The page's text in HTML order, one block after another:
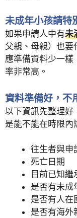
未成年小孩請特
如果申請人中有未
父親、母親）也
應準備資料少一樣
率非常高。
資料準備好，不
以下資訊先整理好
是能不能在時限內
往生者與申
死亡日期
目前已知繼
是否有未成
是否有人在
是否有海外